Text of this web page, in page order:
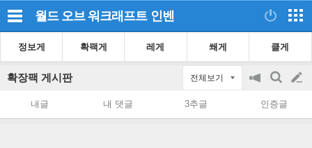
월드 오브 워크래프트 인벤
정보게 확팩게 레게 쐐게 클게
확장팩 게시판 전체보기
공
on/off
검
색
글
쓰
내글 내 댓글 3추글 인증글